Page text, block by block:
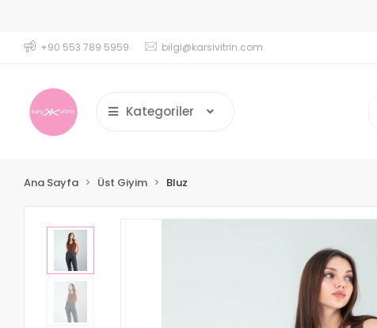
Tayt Crop Takımlarında 1000 TL üzerindeki Siparişlerde %20
+90 553 789 5959 bilgi@karsivitrin.com
Kategoriler
Ana Sayfa Üst Giyim Bluz